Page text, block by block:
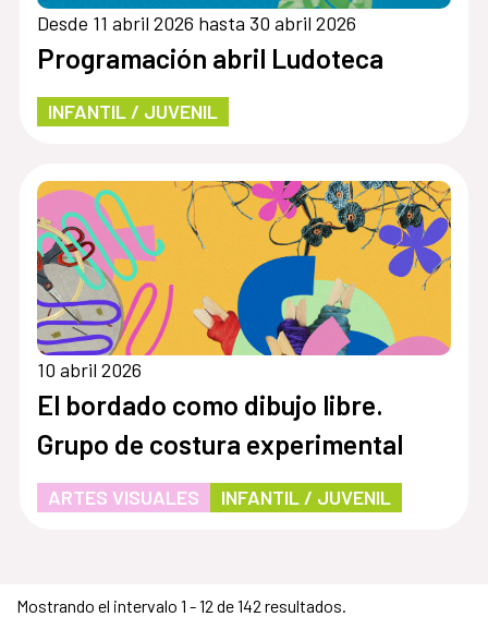
Desde 11 abril 2026 hasta 30 abril 2026
Programación abril Ludoteca
INFANTIL / JUVENIL
10 abril 2026
El bordado como dibujo libre.
Grupo de costura experimental
ARTES VISUALES INFANTIL / JUVENIL
Mostrando el intervalo 1 - 12 de 142 resultados.